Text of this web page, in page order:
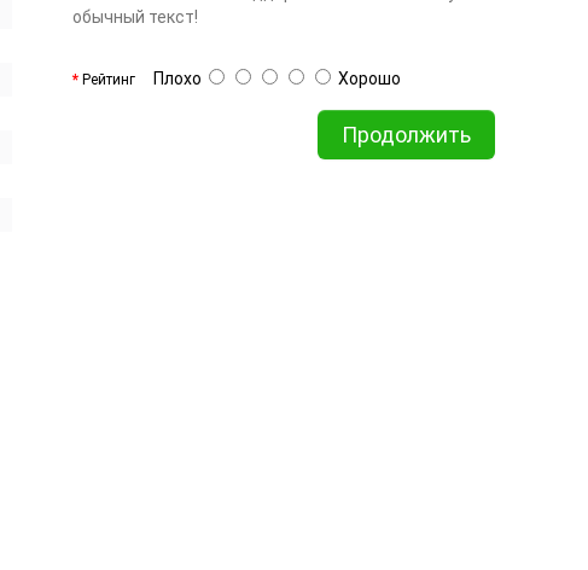
обычный текст!
Рейтинг Плохо Хорошо
Продолжить